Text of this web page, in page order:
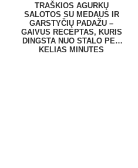
TRAŠKIOS AGURKŲ
SALOTOS SU MEDAUS IR
GARSTYČIŲ PADAŽU –
GAIVUS RECEPTAS, KURIS
DINGSTA NUO STALO PER
KELIAS MINUTES